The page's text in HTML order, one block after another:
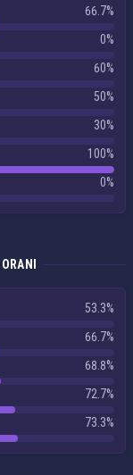
66.7%
0%
60%
50%
30%
100%
0%
53.3%
66.7%
68.8%
72.7%
73.3%